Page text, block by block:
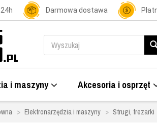
Darmowa dostawa
i maszyny Akcesoria i osprzęt
Elektronarzędzia i maszyny Strugi, frezarki